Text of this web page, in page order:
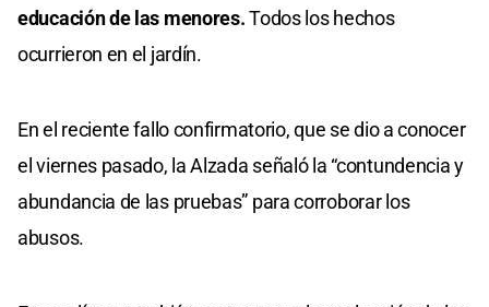
educación de las menores.Todos los hechos
ocurrieron en el jardín.
En el reciente fallo confirmatorio, que se dio a conocer
el viernes pasado, la Alzada señaló la “contundencia y
abundancia de las pruebas” para corroborar los
abusos.